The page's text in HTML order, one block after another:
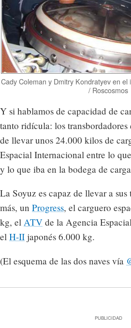
Cady Coleman y Dmitry Kondratyev en
/ Roscosmos
Y si hablamos de capacidad de
tanto ridícula: los transbordadores
de llevar unos 24.000 kilos de
Espacial Internacional entre lo
y lo que iba en la bodega de
La Soyuz es capaz de llevar a
más, un Progress, el carguero
kg, el ATV de la Agencia
el H-II japonés 6.000 kg.
(El esquema de las dos naves vía
PUBLICIDAD